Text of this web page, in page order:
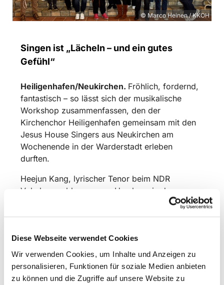
Diese Webseite verwendet Cookies
Wir verwenden Cookies, um Inhalte und Anzeigen zu
personalisieren, Funktionen für soziale Medien anbieten
zu können und die Zugriffe auf unsere Website zu
© Marco Heinen / KKOH
Singen ist „Lächeln – und ein gutes
Gefühl“
Heiligenhafen/Neukirchen. Fröhlich, fordernd,
fantastisch – so lässt sich der musikalische
Workshop zusammenfassen, den der
Kirchenchor Heiligenhafen gemeinsam mit den
Jesus House Singers aus Neukirchen am
Wochenende in der Warderstadt erleben
durften.
Heejun Kang, lyrischer Tenor beim NDR
Vokalensemble, war aus Hamburg in den
Heiligenhafen gekommen, um mit den 28
Höhen in der gemeinsamen Arbeit auszuloten.
„Lächeln und ein gutes Gefühl“, so sollte die
Grundhaltung beim Singen sein, empfahl der
Profi.